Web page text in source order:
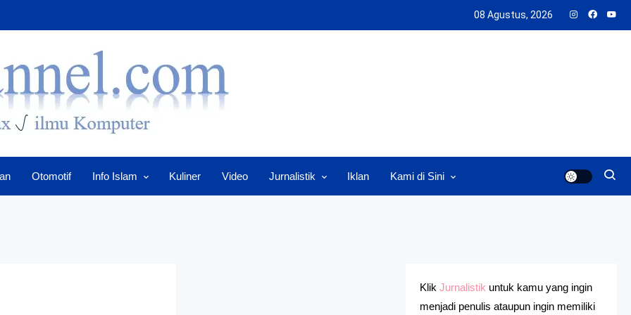
08 Agustus, 2026
Otomotif Info Islam Kuliner Video Jurnalistik Iklan Kami di Sini
KlikJurnalistik untuk kamu yang ingin
menjadi penulis ataupun ingin memiliki